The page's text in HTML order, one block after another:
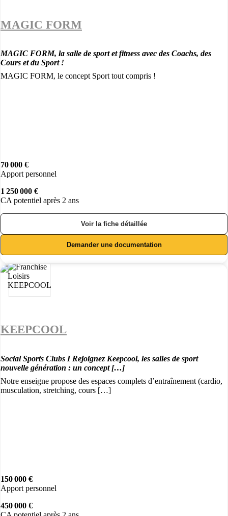
MAGIC FORM
MAGIC FORM, la salle de sport et fitness avec des Coachs, des
Cours et du Sport !
MAGIC FORM, le concept Sport tout compris !
70 000 €
Apport personnel
1 250 000 €
CA potentiel après 2 ans
Voir la fiche détaillée
Demander une documentation
KEEPCOOL
Social Sports Clubs I Rejoignez Keepcool, les salles de sport
nouvelle génération : un concept […]
Notre enseigne propose des espaces complets d’entraînement (cardio,
musculation, stretching, cours […]
150 000 €
Apport personnel
450 000 €